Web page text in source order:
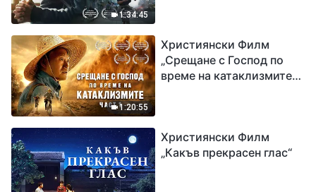
1:34:45
1:20:55
Християнски Филм
„Срещане с Господ по
време на катаклизмите“
Християнски Филм
„Какъв прекрасен глас“